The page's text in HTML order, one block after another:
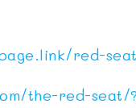
red-
the-red-seat/